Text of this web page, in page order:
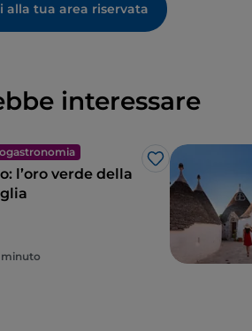
alla tua area riservata
interessare
Like
l’oro verde della
minuto